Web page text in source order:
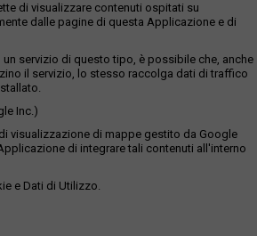
di visualizzare contenuti ospitati su
dalle pagine di questa Applicazione e di
servizio di questo tipo, è possibile che, anche
il servizio, lo stesso raccolga dati di traffico
Inc.)
visualizzazione di mappe gestito da Google
di integrare tali contenuti all'interno
e Dati di Utilizzo.